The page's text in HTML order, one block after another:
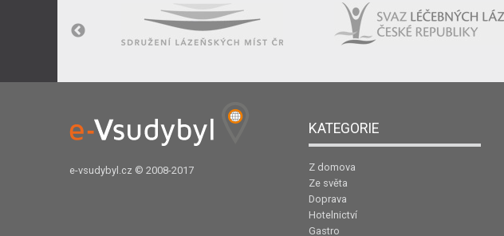
e-vsudybyl.cz © 2008-2017
KATEGORIE
Z domova
Ze světa
Doprava
Hotelnictví
Gastro